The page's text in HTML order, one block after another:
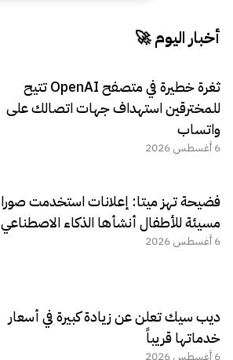
أخبار اليوم 🚀
ثغرة خطيرة في متصفح OpenAI تتيح
للمخترقين استهداف جهات اتصالك على
واتساب
6 أغسطس 2026
فضيحة تهز ميتا: إعلانات استخدمت صورا
مسيئة للأطفال أنشأها الذكاء الاصطناعي
6 أغسطس 2026
ديب سيك تعلن عن زيادة كبيرة في أسعار
خدماتها قريباً
6 أغسطس 2026